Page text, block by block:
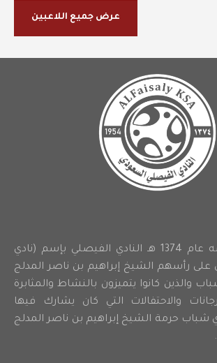
عرض جميع اللاعبين
أسس شباب حرمه عام 1374 هـ النادي الفيصلي بإسم (نادي
رأسهم الشيخ إبراهيم بن ناصر المدلج
والذين كانوا يتميزون بالنشاط والمثابرة
والاحتفالات التي كان يشارك فيها
شباب حرمة الشيخ إبراهيم بن ناصر المدلج